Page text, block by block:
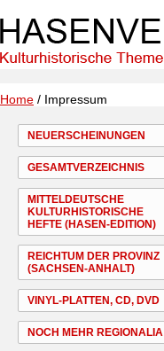
Home / Impressum
NEUERSCHEINUNGEN
GESAMTVERZEICHNIS
MITTELDEUTSCHE
KULTURHISTORISCHE
HEFTE (HASEN-EDITION)
REICHTUM DER PROVINZ
(SACHSEN-ANHALT)
VINYL-PLATTEN, CD, DVD
NOCH MEHR REGIONALIA